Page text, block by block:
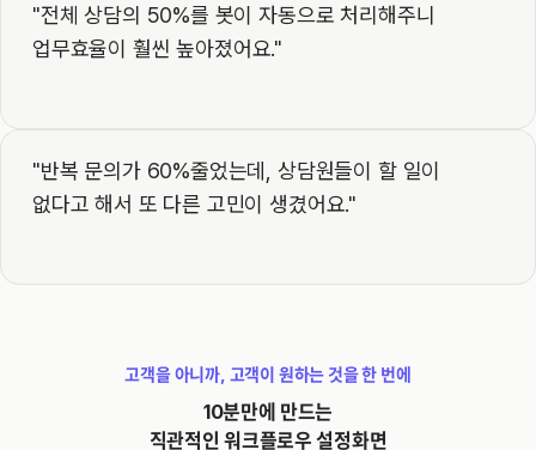
"전체 상담의 50%를 봇이 자동으로 처리해주니
업무효율이 훨씬 높아졌어요."
"반복 문의가 60%줄었는데, 상담원들이 할 일이
없다고 해서 또 다른 고민이 생겼어요."
고객을 아니까, 고객이 원하는 것을 한 번에
10분만에 만드는
직관적인 워크플로우 설정화면